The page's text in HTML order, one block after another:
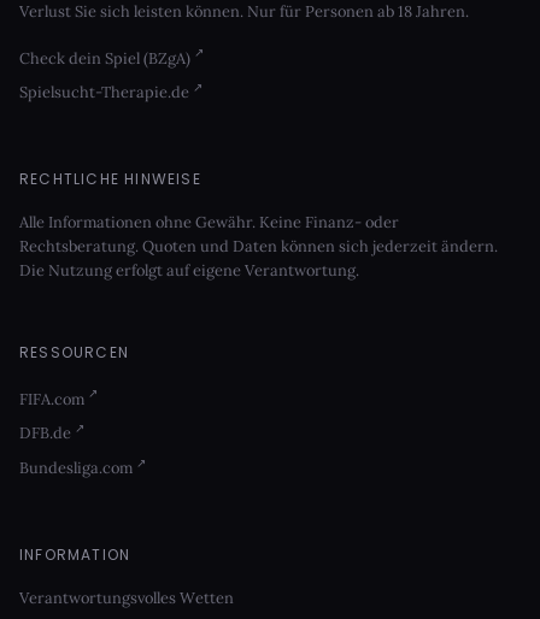
Verlust Sie sich leisten können. Nur für Personen ab 18 Jahren.
Check dein Spiel (BZgA)
Spielsucht-Therapie.de
RECHTLICHE HINWEISE
Alle Informationen ohne Gewähr. Keine Finanz- oder
Rechtsberatung. Quoten und Daten können sich jederzeit ändern.
Die Nutzung erfolgt auf eigene Verantwortung.
RESSOURCEN
FIFA.com
DFB.de
Bundesliga.com
INFORMATION
Verantwortungsvolles Wetten